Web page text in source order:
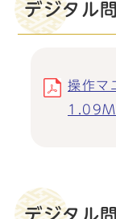
デジタル
操作マ
デジタル